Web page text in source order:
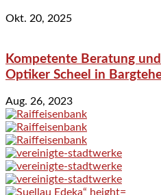
Okt. 20, 2025
Kompetente Beratung
Optiker Scheel in
Aug. 26, 2023